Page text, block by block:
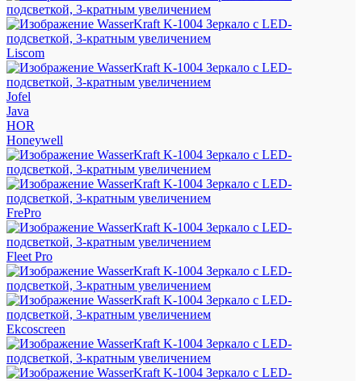
Liscom
Jofel
Java
HOR
Honeywell
FrePro
Fleet Pro
Ekcoscreen